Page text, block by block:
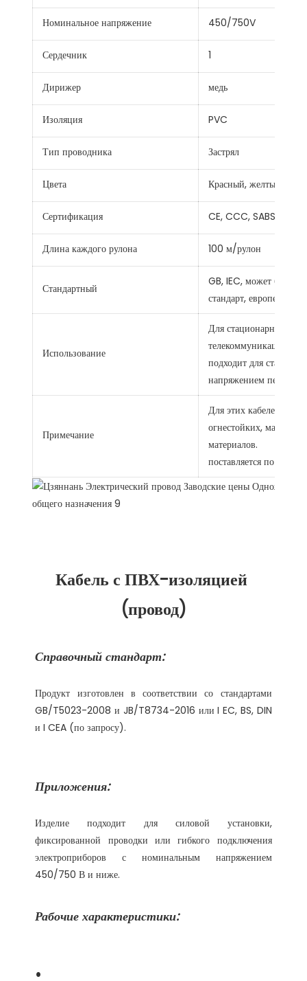
Номинальное напряжение 450/750V
Сердечник 1
Дирижер медь
Изоляция PVC
Тип проводника Застрял
Цвета Красный, желтый,
Сертификация CE, CCC, SABS, TUV,
Длина каждого рулона 100 м/рулон
Стандартный
GB, IEC, может быть
стандарт, европейский
Использование
Для стационарной
подходит для
напряжением
Примечание
Для этих кабелей
огнестойких,
материалов.
поставляется по
Кабель с ПВХ-изоляцией
Справочный стандарт:
Продукт изготовлен в соответствии со стандартами
GB/T5023-2008 и JB/T8734-2016 или I EC, BS, DIN
Приложения:
Изделие подходит для силовой установки,
фиксированной проводки или гибкого подключения
электроприборов с номинальным напряжением
Рабочие характеристики: